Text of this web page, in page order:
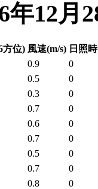
年12月
方位) 風速(m/s) 日照
0.9
0
0.5
0
0.3
0
0.7
0
0.6
0
0.7
0
0.5
0
0.7
0
0.8
0